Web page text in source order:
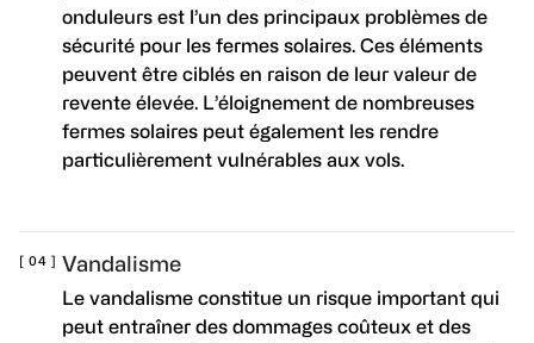
onduleurs est l’un des principaux problèmes de
sécurité pour les fermes solaires. Ces éléments
peuvent être ciblés en raison de leur valeur de
revente élevée. L’éloignement de nombreuses
fermes solaires peut également les rendre
particulièrement vulnérables aux vols.
Vandalisme
Le vandalisme constitue un risque important qui
peut entraîner des dommages coûteux et des